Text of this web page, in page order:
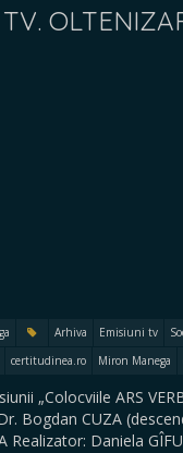
Arhiva Emisiuni tv
certitudinea.ro Miron Manega
„Colocviile ARS
Bogdan CUZA
Realizator: Daniela GÎFU